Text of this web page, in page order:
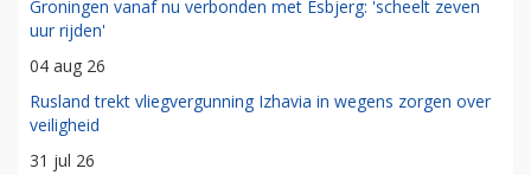
Groningen vanaf nu verbonden met Esbjerg: 'scheelt zeven
uur rijden'
04 aug 26
Rusland trekt vliegvergunning Izhavia in wegens zorgen over
veiligheid
31 jul 26